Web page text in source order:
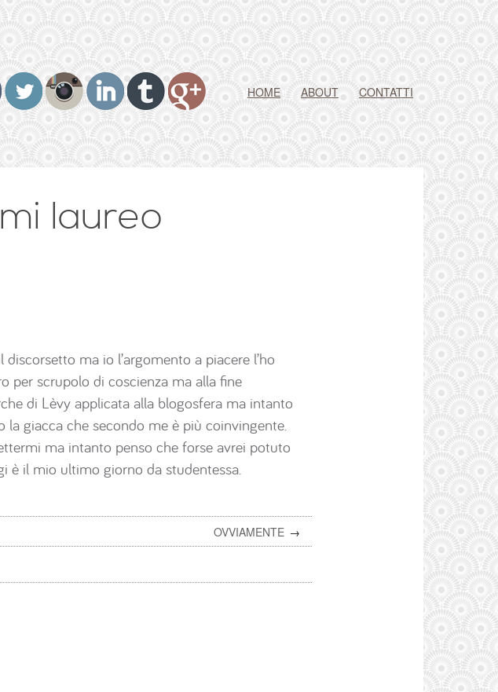
HOME ABOUT CONTATTI
laureo
ma io l’argomento a piacere l’ho
per scrupolo di coscienza ma alla fine
di Lèvy applicata alla blogosfera ma intanto
giacca che secondo me è più coinvingente.
ma intanto penso che forse avrei potuto
è il mio ultimo giorno da studentessa.
OVVIAMENTE →